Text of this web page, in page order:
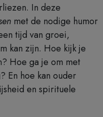
In deze
met de nodige humor
tijd van groei,
kan zijn. Hoe kijk je
Hoe ga je om met
En hoe kan ouder
en spirituele